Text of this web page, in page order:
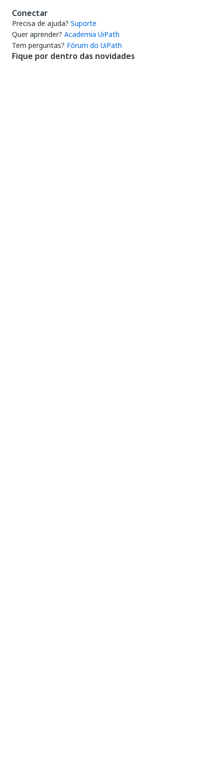
Conectar
Precisa de ajuda? Suporte
Quer aprender? Academia UiPath
Tem perguntas? Fórum do UiPath
Fique por dentro das novidades